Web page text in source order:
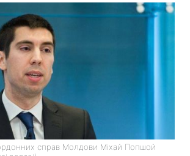
справ Молдови Міхай Попшой